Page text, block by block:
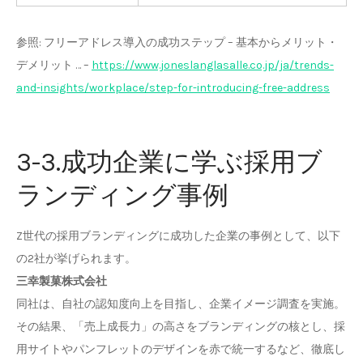
参照: フリーアドレス導入の成功ステップ – 基本からメリット・
デメリット … – https://www.joneslanglasalle.co.jp/ja/trends-
and-insights/workplace/step-for-introducing-free-address
3-3.成功企業に学ぶ採用ブ
ランディング事例
Z世代の採用ブランディングに成功した企業の事例として、以下
の2社が挙げられます。
三幸製菓株式会社
同社は、自社の認知度向上を目指し、企業イメージ調査を実施。
その結果、「売上成長力」の高さをブランディングの核とし、採
用サイトやパンフレットのデザインを赤で統一するなど、徹底し